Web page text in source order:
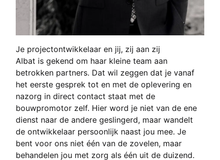
Je projectontwikkelaar en jij, zij aan zij
Albat is gekend om haar kleine team aan
betrokken partners. Dat wil zeggen dat je vanaf
het eerste gesprek tot en met de oplevering en
nazorg in direct contact staat met de
bouwpromotor zelf. Hier word je niet van de ene
dienst naar de andere geslingerd, maar wandelt
de ontwikkelaar persoonlijk naast jou mee. Je
bent voor ons niet één van de zovelen, maar
behandelen jou met zorg als één uit de duizend.